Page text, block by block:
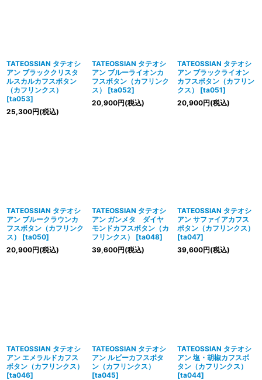
TATEOSSIAN タテオシ
アン ブラッククリスタ
ルスカルカフスボタン
（カフリンクス）
[ta053]
25,300円(税込)
TATEOSSIAN タテオシ
アン ブルーライオンカ
フスボタン（カフリンク
ス）
[ta052]
20,900円(税込)
TATEOSSIAN タテオシ
アン ブラックライオン
カフスボタン（カフリン
クス）
[ta051]
20,900円(税込)
TATEOSSIAN タテオシ
アン ブルークラウンカ
フスボタン（カフリンク
ス）
[ta050]
20,900円(税込)
TATEOSSIAN タテオシ
アン ガンメタ ダイヤ
モンドカフスボタン（カ
フリンクス）
[ta048]
39,600円(税込)
TATEOSSIAN タテオシ
アン サファイアカフス
ボタン（カフリンクス）
[ta047]
39,600円(税込)
TATEOSSIAN タテオシ
アン エメラルドカフス
ボタン（カフリンクス）
[ta046]
TATEOSSIAN タテオシ
アン ルビーカフスボタ
ン（カフリンクス）
[ta045]
TATEOSSIAN タテオシ
アン 塩・胡椒カフスボ
タン（カフリンクス）
[ta044]